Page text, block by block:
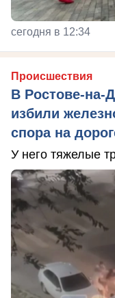
сегодня в 12:34
Происшествия
В Ростове-на-
избили
спора на
У него тяжелые